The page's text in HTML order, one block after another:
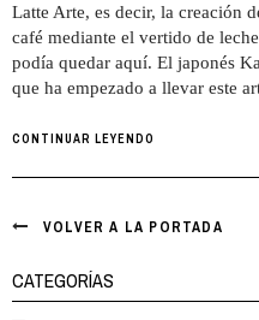
Latte Arte, es decir, la creación
café mediante el vertido de
podía quedar aquí. El japonés
que ha empezado a llevar este
CONTINUAR LEYENDO
VOLVER A LA PORTADA
CATEGORÍAS